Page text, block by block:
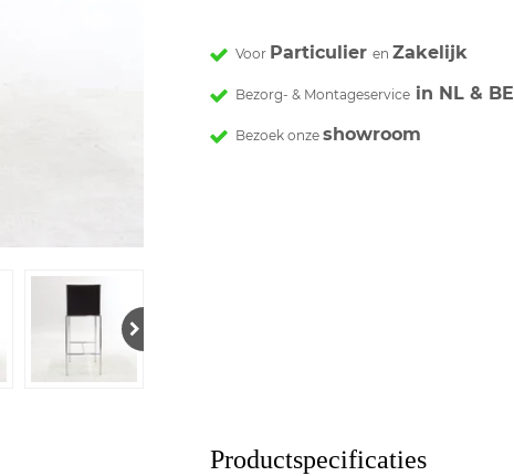
Voor ParticulierenZakelijk
Bezorg- & Montageservice in NL & BE
Bezoek onzeshowroom
Productspecificaties